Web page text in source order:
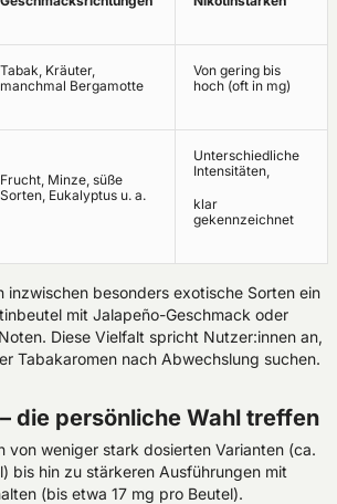
Tabak, Kräuter,
manchmal Bergamotte
Von gering bis
hoch (oft in mg)
Frucht, Minze, süße
Sorten, Eukalyptus u. a.
Unterschiedliche
Intensitäten,
klar
gekennzeichnet
inzwischen besonders exotische Sorten ein
mit Jalapeño-Geschmack oder
Diese Vielfalt spricht Nutzer:innen an,
Tabakaromen nach Abwechslung suchen.
die persönliche Wahl treffen
von weniger stark dosierten Varianten (ca.
bis hin zu stärkeren Ausführungen mit
(bis etwa 17 mg pro Beutel).